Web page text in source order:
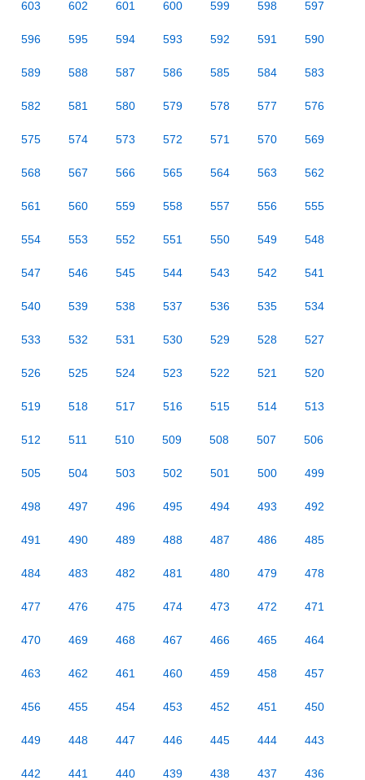
603 602 601 600 599 598 597
596 595 594 593 592 591 590
589 588 587 586 585 584 583
582 581 580 579 578 577 576
575 574 573 572 571 570 569
568 567 566 565 564 563 562
561 560 559 558 557 556 555
554 553 552 551 550 549 548
547 546 545 544 543 542 541
540 539 538 537 536 535 534
533 532 531 530 529 528 527
526 525 524 523 522 521 520
519 518 517 516 515 514 513
512 511 510 509 508 507 506
505 504 503 502 501 500 499
498 497 496 495 494 493 492
491 490 489 488 487 486 485
484 483 482 481 480 479 478
477 476 475 474 473 472 471
470 469 468 467 466 465 464
463 462 461 460 459 458 457
456 455 454 453 452 451 450
449 448 447 446 445 444 443
442 441 440 439 438 437 436